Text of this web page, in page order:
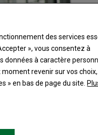
des services
», vous consentez à
données à caractère
revenir sur vos
» en bas de page du site.